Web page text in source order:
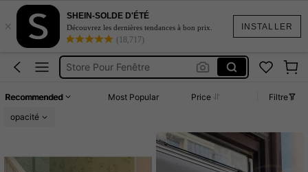
INSTALLER
×
SHEIN-SOLDE D'ÉTÉ
Découvrez les dernières tendances à bon prix.
(18,717)
Rideau Occultant
Store Pour Fenêtre
Stores Pour Fenêtre
Recommended Most Popular Price
Filtre
opacité